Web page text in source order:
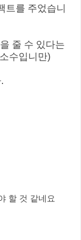
트를 주었습니
줄 수 있다는
수입니만)
할 것 같네요